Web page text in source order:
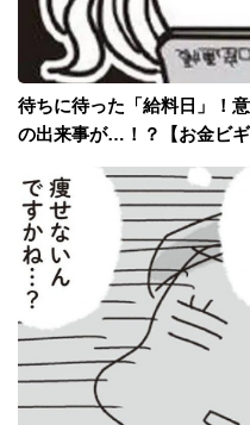
待ちに待った「給料日」！
の出来事が…！？【お金ビギ